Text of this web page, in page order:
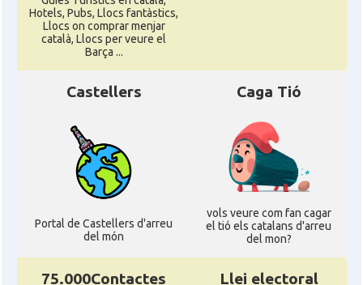
Hotels, Pubs, Llocs fantàstics,
Llocs on comprar menjar
català, Llocs per veure el
Barça ...
Castellers
Portal de Castellers d'arreu
del món
Caga Tió
vols veure com fan cagar
el tió els catalans d'arreu
del mon?
75.000Contactes
Llei electoral